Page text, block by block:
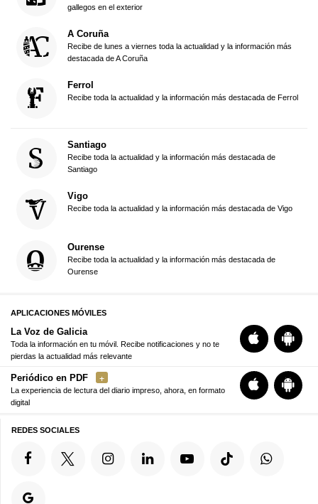
gallegos en el exterior
A Coruña
Recibe de lunes a viernes toda la actualidad y la información más
destacada de A Coruña
Ferrol
Recibe toda la actualidad y la información más destacada de Ferrol
Santiago
Recibe toda la actualidad y la información más destacada de
Santiago
Vigo
Recibe toda la actualidad y la información más destacada de Vigo
Ourense
Recibe toda la actualidad y la información más destacada de
Ourense
APLICACIONES MÓVILES
La Voz de Galicia
Toda la información en tu móvil. Recibe notificaciones y no te
pierdas la actualidad más relevante
Periódico en PDF
La experiencia de lectura del diario impreso, ahora, en formato
digital
REDES SOCIALES